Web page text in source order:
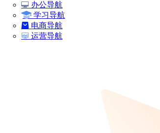
办公导航
学习导航
电商导航
运营导航